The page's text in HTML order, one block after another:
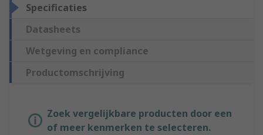
Specificaties
Datasheets
Wetgeving en compliance
Productomschrijving
Zoek vergelijkbare producten door een
of meer kenmerken te selecteren.